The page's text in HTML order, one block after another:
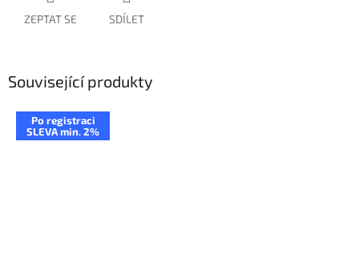
ZEPTAT SE SDÍLET
Související produkty
Po registraci
SLEVA min. 2%